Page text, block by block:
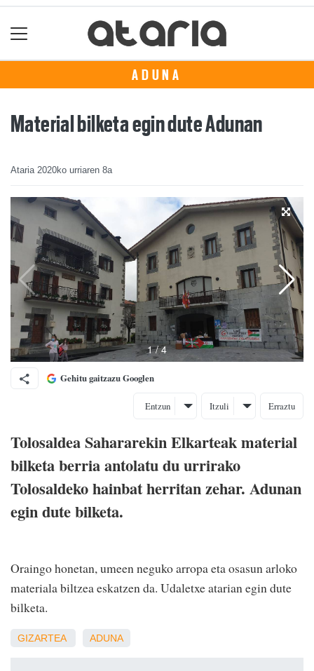
ADUNA
Material bilketa egin dute Adunan
Ataria 2020ko urriaren 8a
Gehitu gaitzazu Googlen
Entzun Itzuli Erraztu
Tolosaldea Sahararekin Elkarteak material
bilketa berria antolatu du urrirako
Tolosaldeko hainbat herritan zehar. Adunan
egin dute bilketa.
Oraingo honetan, umeen neguko arropa eta osasun arloko
materiala biltzea eskatzen da. Udaletxe atarian egin dute
bilketa.
GIZARTEA ADUNA